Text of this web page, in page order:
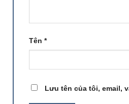
Tên *
Lưu tên của tôi, email,